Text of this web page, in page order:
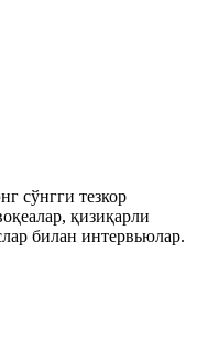
сўнгги тезкор
қизиқарли
билан интервьюлар.